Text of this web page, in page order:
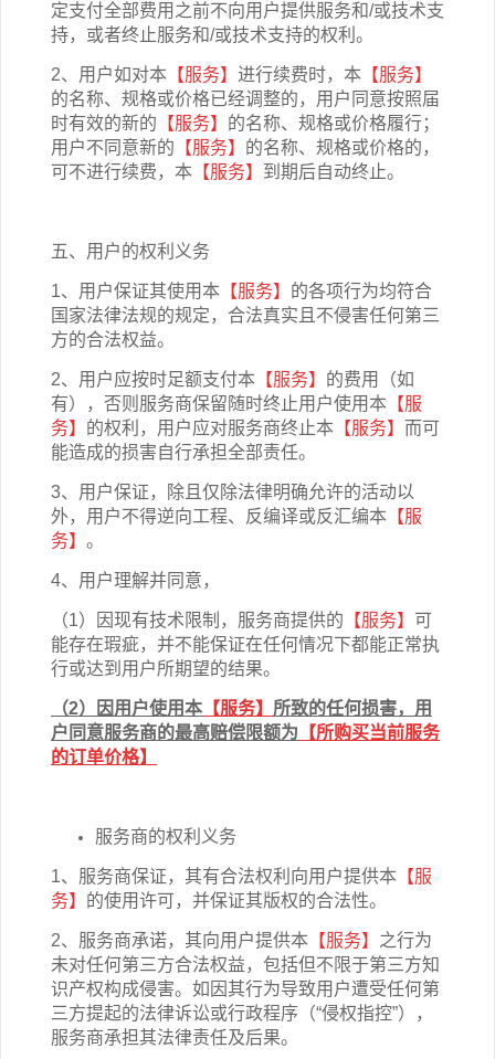
定支付全部费用之前不向用户提供服务和/或技术支
持，或者终止服务和/或技术支持的权利。
2、用户如对本 【服务】 进行续费时，本 【服务】
的名称、规格或价格已经调整的，用户同意按照届
时有效的新的 【服务】 的名称、规格或价格履行；
用户不同意新的 【服务】 的名称、规格或价格的，
可不进行续费，本 【服务】 到期后自动终止。
五、用户的权利义务
1、用户保证其使用本 【服务】 的各项行为均符合
国家法律法规的规定，合法真实且不侵害任何第三
方的合法权益。
2、用户应按时足额支付本 【服务】 的费用（如
有），否则服务商保留随时终止用户使用本 【服
务】 的权利，用户应对服务商终止本 【服务】 而可
能造成的损害自行承担全部责任。
3、用户保证，除且仅除法律明确允许的活动以
外，用户不得逆向工程、反编译或反汇编本 【服
务】 。
4、用户理解并同意，
（1）因现有技术限制，服务商提供的 【服务】 可
能存在瑕疵，并不能保证在任何情况下都能正常执
行或达到用户所期望的结果。
（2）因用户使用本 【服务】 所致的任何损害，用
户同意服务商的最高赔偿限额为 【所购买当前服务
的订单价格】
服务商的权利义务
1、服务商保证，其有合法权利向用户提供本 【服
务】 的使用许可，并保证其版权的合法性。
2、服务商承诺，其向用户提供本 【服务】 之行为
未对任何第三方合法权益，包括但不限于第三方知
识产权构成侵害。如因其行为导致用户遭受任何第
三方提起的法律诉讼或行政程序（“侵权指控”），
服务商承担其法律责任及后果。